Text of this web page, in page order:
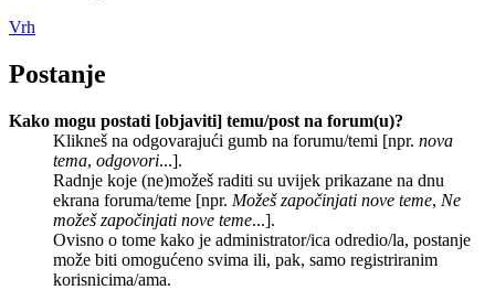
Vrh
Postanje
Kako mogu postati [objaviti] temu/post na forum(u)?
Klikneš na odgovarajući gumb na forumu/temi [npr. nova
tema, odgovori...].
Radnje koje (ne)možeš raditi su uvijek prikazane na dnu
ekrana foruma/teme [npr. Možeš započinjati nove teme, Ne
možeš započinjati nove teme...].
Ovisno o tome kako je administrator/ica odredio/la, postanje
može biti omogućeno svima ili, pak, samo registriranim
korisnicima/ama.